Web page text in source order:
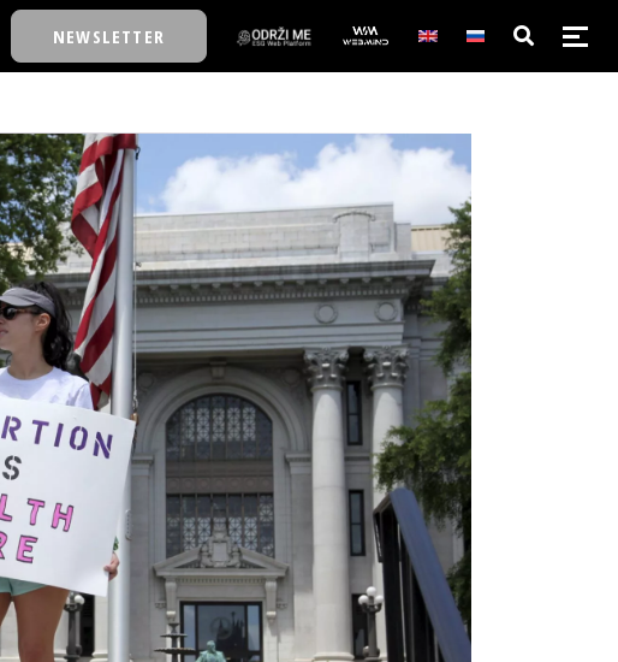
30
OFFICE/SCHOOL
LIGA
WEEK
GODINE
NEWSLETTER
30
OFFICE/SCHOOL
LIGA
WEEK
GODINE